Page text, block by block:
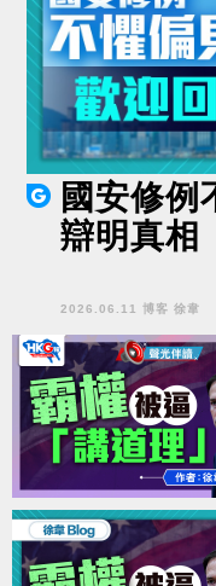
國安修例
辯明真相
2026.06.11 博客 徐韋